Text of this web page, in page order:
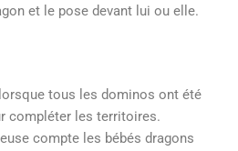
et le pose devant lui ou elle.
tous les dominos ont été
compléter les territoires.
compte les bébés dragons